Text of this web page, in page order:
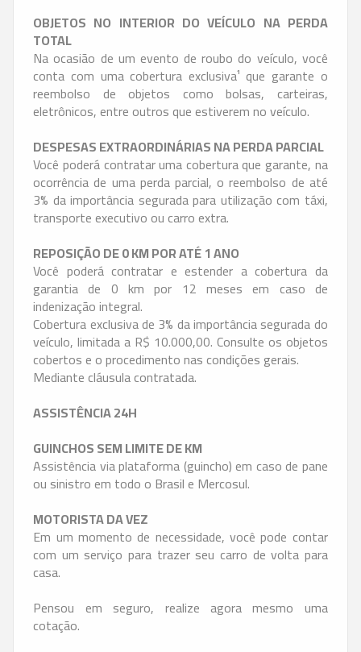
OBJETOS NO INTERIOR DO VEÍCULO NA PERDA
TOTAL
Na ocasião de um evento de roubo do veículo, você
conta com uma cobertura exclusiva¹ que garante o
reembolso de objetos como bolsas, carteiras,
eletrônicos, entre outros que estiverem no veículo.
DESPESAS EXTRAORDINÁRIAS NA PERDA PARCIAL
Você poderá contratar uma cobertura que garante, na
ocorrência de uma perda parcial, o reembolso de até
3% da importância segurada para utilização com táxi,
transporte executivo ou carro extra.
REPOSIÇÃO DE 0 KM POR ATÉ 1 ANO
Você poderá contratar e estender a cobertura da
garantia de 0 km por 12 meses em caso de
indenização integral.
Cobertura exclusiva de 3% da importância segurada do
veículo, limitada a R$ 10.000,00. Consulte os objetos
cobertos e o procedimento nas condições gerais.
Mediante cláusula contratada.
ASSISTÊNCIA 24H
GUINCHOS SEM LIMITE DE KM
Assistência via plataforma (guincho) em caso de pane
ou sinistro em todo o Brasil e Mercosul.
MOTORISTA DA VEZ
Em um momento de necessidade, você pode contar
com um serviço para trazer seu carro de volta para
casa.
Pensou em seguro, realize agora mesmo uma
cotação.